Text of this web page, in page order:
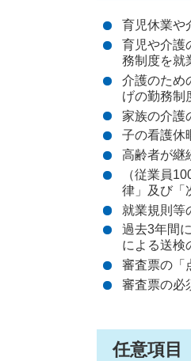
育児休業や
育児や介護
務制度を就
介護のため
げの勤務制
家族の介護
子の看護休
高齢者が継
（従業員
律」及び「
就業規則等
過去3年間
による送検
審査票の「
審査票の必
任意項目